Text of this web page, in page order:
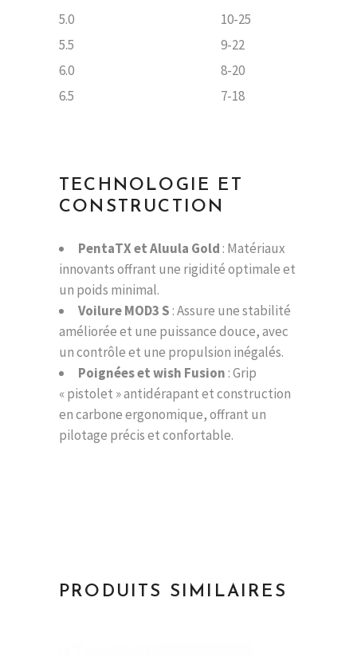
5.0
10-25
5.5
9-22
6.0
8-20
6.5
7-18
TECHNOLOGIE ET
CONSTRUCTION
PentaTX et Aluula Gold: Matériaux
innovants offrant une rigidité optimale et
un poids minimal.
Voilure MOD3 S: Assure une stabilité
améliorée et une puissance douce, avec
un contrôle et une propulsion inégalés.
Poignées et wish Fusion: Grip
« pistolet » antidérapant et construction
en carbone ergonomique, offrant un
pilotage précis et confortable.
PRODUITS SIMILAIRES